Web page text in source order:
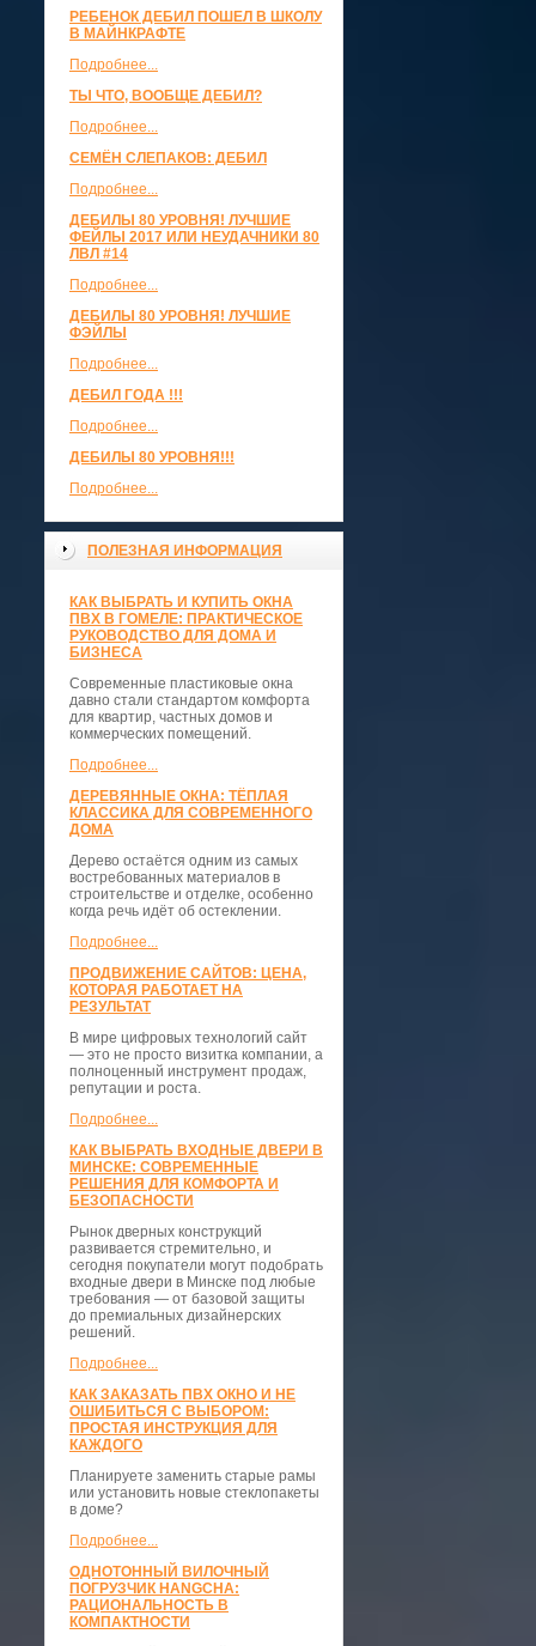
РЕБЕНОК ДЕБИЛ ПОШЕЛ В ШКОЛУ
В МАЙНКРАФТЕ
Подробнее...
ТЫ ЧТО, ВООБЩЕ ДЕБИЛ?
Подробнее...
СЕМЁН СЛЕПАКОВ: ДЕБИЛ
Подробнее...
ДЕБИЛЫ 80 УРОВНЯ! ЛУЧШИЕ
ФЕЙЛЫ 2017 ИЛИ НЕУДАЧНИКИ 80
ЛВЛ #14
Подробнее...
ДЕБИЛЫ 80 УРОВНЯ! ЛУЧШИЕ
ФЭЙЛЫ
Подробнее...
ДЕБИЛ ГОДА !!!
Подробнее...
ДЕБИЛЫ 80 УРОВНЯ!!!
Подробнее...
ПОЛЕЗНАЯ ИНФОРМАЦИЯ
КАК ВЫБРАТЬ И КУПИТЬ ОКНА
ПВХ В ГОМЕЛЕ: ПРАКТИЧЕСКОЕ
РУКОВОДСТВО ДЛЯ ДОМА И
БИЗНЕСА
Современные пластиковые окна
давно стали стандартом комфорта
для квартир, частных домов и
коммерческих помещений.
Подробнее...
ДЕРЕВЯННЫЕ ОКНА: ТЁПЛАЯ
КЛАССИКА ДЛЯ СОВРЕМЕННОГО
ДОМА
Дерево остаётся одним из самых
востребованных материалов в
строительстве и отделке, особенно
когда речь идёт об остеклении.
Подробнее...
ПРОДВИЖЕНИЕ САЙТОВ: ЦЕНА,
КОТОРАЯ РАБОТАЕТ НА
РЕЗУЛЬТАТ
В мире цифровых технологий сайт
— это не просто визитка компании, а
полноценный инструмент продаж,
репутации и роста.
Подробнее...
КАК ВЫБРАТЬ ВХОДНЫЕ ДВЕРИ В
МИНСКЕ: СОВРЕМЕННЫЕ
РЕШЕНИЯ ДЛЯ КОМФОРТА И
БЕЗОПАСНОСТИ
Рынок дверных конструкций
развивается стремительно, и
сегодня покупатели могут подобрать
входные двери в Минске под любые
требования — от базовой защиты
до премиальных дизайнерских
решений.
Подробнее...
КАК ЗАКАЗАТЬ ПВХ ОКНО И НЕ
ОШИБИТЬСЯ С ВЫБОРОМ:
ПРОСТАЯ ИНСТРУКЦИЯ ДЛЯ
КАЖДОГО
Планируете заменить старые рамы
или установить новые стеклопакеты
в доме?
Подробнее...
ОДНОТОННЫЙ ВИЛОЧНЫЙ
ПОГРУЗЧИК HANGCHA:
РАЦИОНАЛЬНОСТЬ В
КОМПАКТНОСТИ